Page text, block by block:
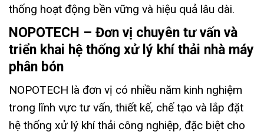
thống hoạt động bền vững và hiệu quả lâu dài.
NOPOTECH – Đơn vị chuyên tư vấn và
triển khai hệ thống xử lý khí thải nhà máy
phân bón
NOPOTECH là đơn vị có nhiều năm kinh nghiệm
trong lĩnh vực tư vấn, thiết kế, chế tạo và lắp đặt
hệ thống xử lý khí thải công nghiệp, đặc biệt cho